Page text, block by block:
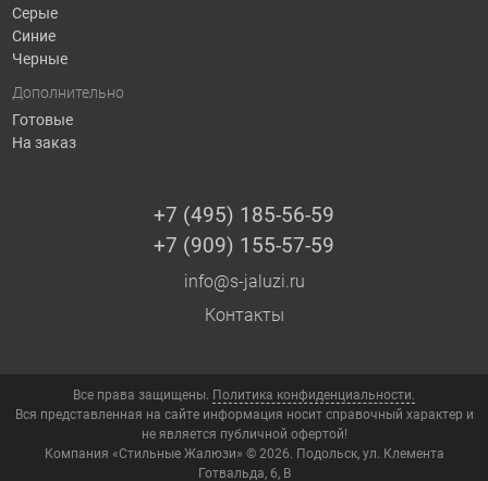
Серые
Синие
Черные
Дополнительно
Готовые
На заказ
+7 (495) 185-56-59
+7 (909) 155-57-59
info@s-jaluzi.ru
Контакты
Все права защищены. Политика конфиденциальности.
Вся представленная на сайте информация носит справочный характер и
не является публичной офертой!
Компания «Стильные Жалюзи» © 2026. Подольск, ул. Клемента
Готвальда, 6, В